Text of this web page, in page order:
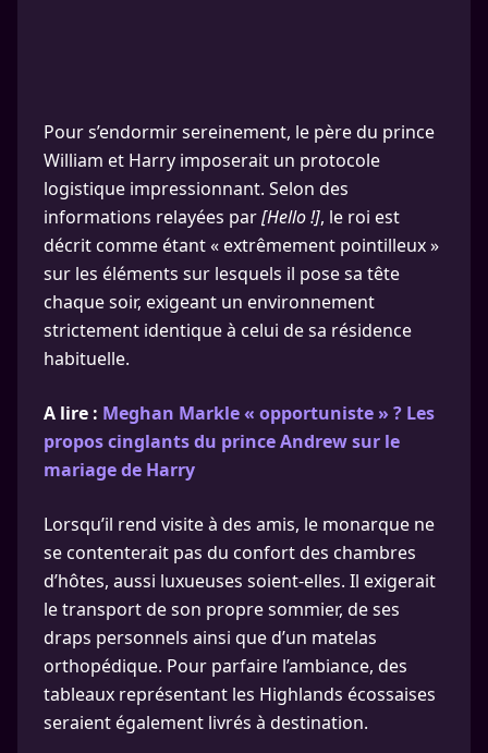
Pour s’endormir sereinement, le père du prince
William et Harry imposerait un protocole
logistique impressionnant. Selon des
informations relayées par[Hello !], le roi est
décrit comme étant « extrêmement pointilleux »
sur les éléments sur lesquels il pose sa tête
chaque soir, exigeant un environnement
strictement identique à celui de sa résidence
habituelle.
A lire : Meghan Markle « opportuniste » ? Les
propos cinglants du prince Andrew sur le
mariage de Harry
Lorsqu’il rend visite à des amis, le monarque ne
se contenterait pas du confort des chambres
d’hôtes, aussi luxueuses soient-elles. Il exigerait
le transport de son propre sommier, de ses
draps personnels ainsi que d’un matelas
orthopédique. Pour parfaire l’ambiance, des
tableaux représentant les Highlands écossaises
seraient également livrés à destination.